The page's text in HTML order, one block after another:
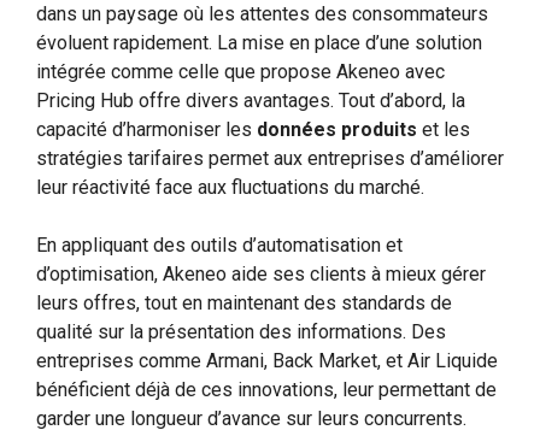
dans un paysage où les attentes des consommateurs
évoluent rapidement. La mise en place d’une solution
intégrée comme celle que propose Akeneo avec
Pricing Hub offre divers avantages. Tout d’abord, la
capacité d’harmoniser les données produits et les
stratégies tarifaires permet aux entreprises d’améliorer
leur réactivité face aux fluctuations du marché.
En appliquant des outils d’automatisation et
d’optimisation, Akeneo aide ses clients à mieux gérer
leurs offres, tout en maintenant des standards de
qualité sur la présentation des informations. Des
entreprises comme Armani, Back Market, et Air Liquide
bénéficient déjà de ces innovations, leur permettant de
garder une longueur d’avance sur leurs concurrents.